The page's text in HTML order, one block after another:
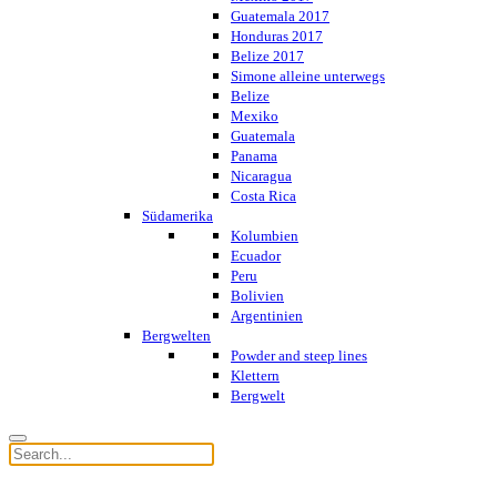
Guatemala 2017
Honduras 2017
Belize 2017
Simone alleine unterwegs
Belize
Mexiko
Guatemala
Panama
Nicaragua
Costa Rica
Südamerika
Kolumbien
Ecuador
Peru
Bolivien
Argentinien
Bergwelten
Powder and steep lines
Klettern
Bergwelt